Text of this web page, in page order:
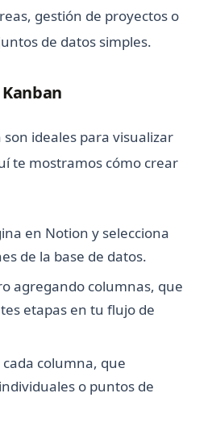
un DataFrame en Python,
sesgo y ejemplos
Bias, and Examples
vs ActivePython vs Anaconda
en aprender Python? ¿Es difícil
y minúsculas?
Entendiendo la declaración
gestión de proyectos o
de datos simples.
ideales para visualizar
te mostramos cómo crear
en Notion y selecciona
de la base de datos.
agregando columnas, que
etapas en tu flujo de
columna, que
o puntos de